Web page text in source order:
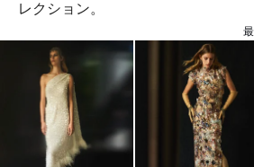
レクション。